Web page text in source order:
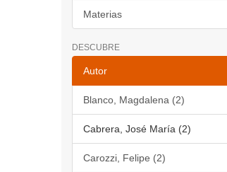
Materias
DESCUBRE
Autor
Blanco, Magdalena (2)
Cabrera, José María (2)
Carozzi, Felipe (2)